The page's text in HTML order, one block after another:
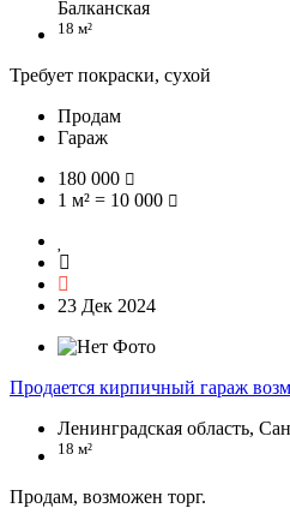
Балканская
18 м²
Требует покраски, сухой
Продам
Гараж
180 000
1 м² = 10 000
23 Дек 2024
Продается кирпичный гараж
Ленинградская область,
18 м²
Продам, возможен торг.